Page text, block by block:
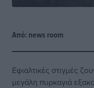
Από: news room
Εφιαλτικές στιγμές
μεγάλη πυρκαγιά